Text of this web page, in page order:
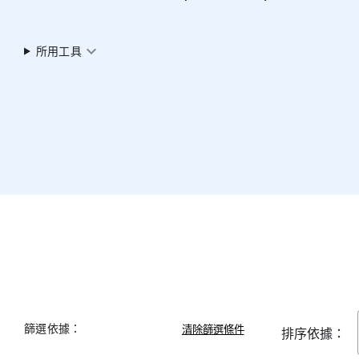
所用工具expand_more
篩選依據： 排序依據：